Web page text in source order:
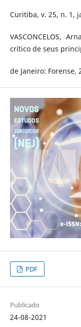
Curitiba, v. 25, n. 1,
VASCONCELOS,
crítico de seus
de Janeiro: Forense,
PDF
Publicado
24-08-2021